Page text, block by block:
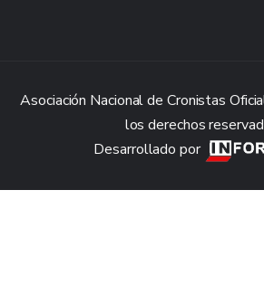
Asociación Nacional de Cronistas
los derechos
Desarrollado por